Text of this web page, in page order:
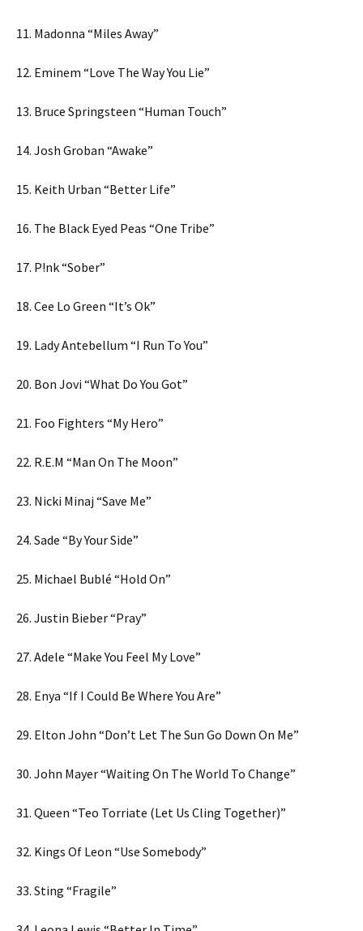
11. Madonna “Miles Away”
12. Eminem “Love The Way You Lie”
13. Bruce Springsteen “Human Touch”
14. Josh Groban “Awake”
15. Keith Urban “Better Life”
16. The Black Eyed Peas “One Tribe”
17. P!nk “Sober”
18. Cee Lo Green “It’s Ok”
19. Lady Antebellum “I Run To You”
20. Bon Jovi “What Do You Got”
21. Foo Fighters “My Hero”
22. R.E.M “Man On The Moon”
23. Nicki Minaj “Save Me”
24. Sade “By Your Side”
25. Michael Bublé “Hold On”
26. Justin Bieber “Pray”
27. Adele “Make You Feel My Love”
28. Enya “If I Could Be Where You Are”
29. Elton John “Don’t Let The Sun Go Down On Me”
30. John Mayer “Waiting On The World To Change”
31. Queen “Teo Torriate (Let Us Cling Together)”
32. Kings Of Leon “Use Somebody”
33. Sting “Fragile”